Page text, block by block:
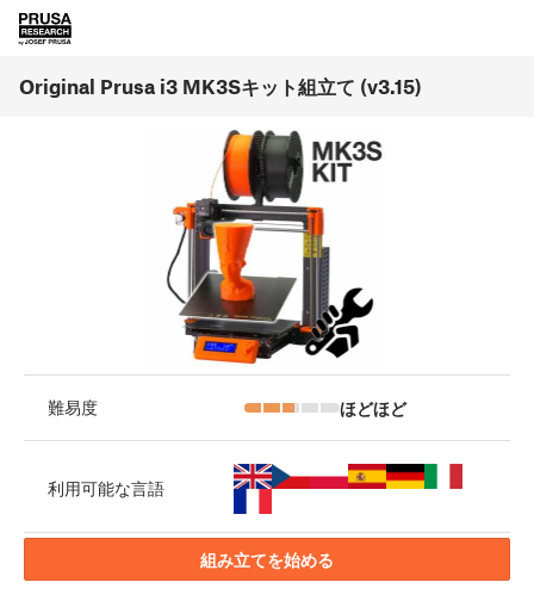
Original Prusa i3 MK3Sキット組立て (v3.15)
難易度 ほどほど
利用可能な言語
組み立てを始める